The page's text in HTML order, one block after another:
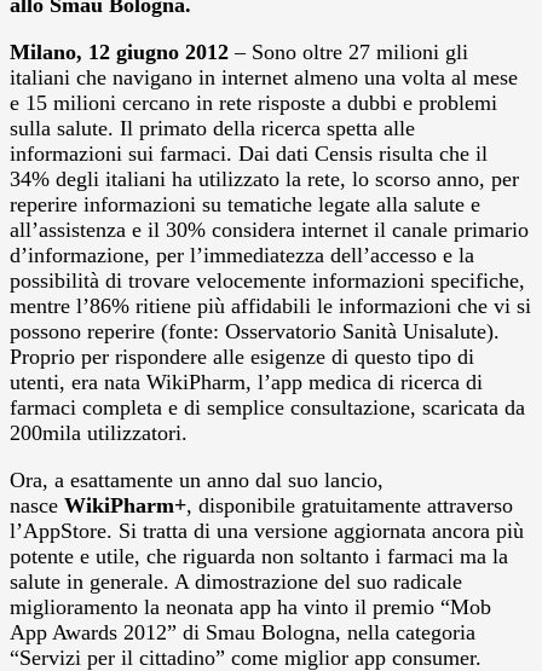
Milano, 12 giugno 2012 – Sono oltre 27 milioni gli
italiani che navigano in internet almeno una volta al mese
e 15 milioni cercano in rete risposte a dubbi e problemi
sulla salute. Il primato della ricerca spetta alle
informazioni sui farmaci. Dai dati Censis risulta che il
34% degli italiani ha utilizzato la rete, lo scorso anno, per
reperire informazioni su tematiche legate alla salute e
all’assistenza e il 30% considera internet il canale primario
d’informazione, per l’immediatezza dell’accesso e la
possibilità di trovare velocemente informazioni specifiche,
mentre l’86% ritiene più affidabili le informazioni che vi si
possono reperire (fonte: Osservatorio Sanità Unisalute).
Proprio per rispondere alle esigenze di questo tipo di
utenti, era nata WikiPharm, l’app medica di ricerca di
farmaci completa e di semplice consultazione, scaricata da
200mila utilizzatori.
Ora, a esattamente un anno dal suo lancio,
nasce WikiPharm+, disponibile gratuitamente attraverso
l’AppStore. Si tratta di una versione aggiornata ancora più
potente e utile, che riguarda non soltanto i farmaci ma la
salute in generale. A dimostrazione del suo radicale
miglioramento la neonata app ha vinto il premio “Mob
App Awards 2012” di Smau Bologna, nella categoria
“Servizi per il cittadino” come miglior app consumer.